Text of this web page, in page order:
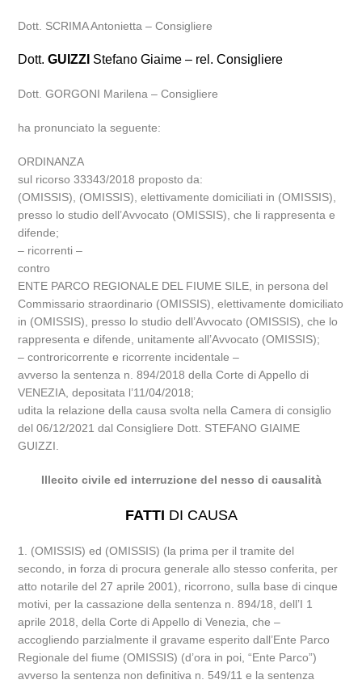
Dott. SCRIMA Antonietta – Consigliere
Dott.GUIZZI Stefano Giaime – rel. Consigliere
Dott. GORGONI Marilena – Consigliere
ha pronunciato la seguente:
ORDINANZA
sul ricorso 33343/2018 proposto da:
(OMISSIS), (OMISSIS), elettivamente domiciliati in (OMISSIS),
presso lo studio dell’Avvocato (OMISSIS), che li rappresenta e
difende;
– ricorrenti –
contro
ENTE PARCO REGIONALE DEL FIUME SILE, in persona del
Commissario straordinario (OMISSIS), elettivamente domiciliato
in (OMISSIS), presso lo studio dell’Avvocato (OMISSIS), che lo
rappresenta e difende, unitamente all’Avvocato (OMISSIS);
– controricorrente e ricorrente incidentale –
avverso la sentenza n. 894/2018 della Corte di Appello di
VENEZIA, depositata l’11/04/2018;
udita la relazione della causa svolta nella Camera di consiglio
del 06/12/2021 dal Consigliere Dott. STEFANO GIAIME
GUIZZI.
Illecito civile ed interruzione del nesso di causalità
FATTI DI CAUSA
1. (OMISSIS) ed (OMISSIS) (la prima per il tramite del
secondo, in forza di procura generale allo stesso conferita, per
atto notarile del 27 aprile 2001), ricorrono, sulla base di cinque
motivi, per la cassazione della sentenza n. 894/18, dell’I 1
aprile 2018, della Corte di Appello di Venezia, che –
accogliendo parzialmente il gravame esperito dall’Ente Parco
Regionale del fiume (OMISSIS) (d’ora in poi, “Ente Parco”)
avverso la sentenza non definitiva n. 549/11 e la sentenza